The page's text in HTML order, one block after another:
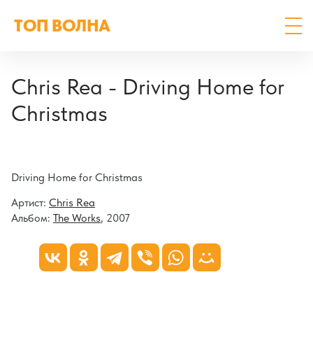
ТОП ВОЛНА
Chris Rea - Driving Home for
Christmas
Driving Home for Christmas
Артист: Chris Rea
Альбом: The Works, 2007